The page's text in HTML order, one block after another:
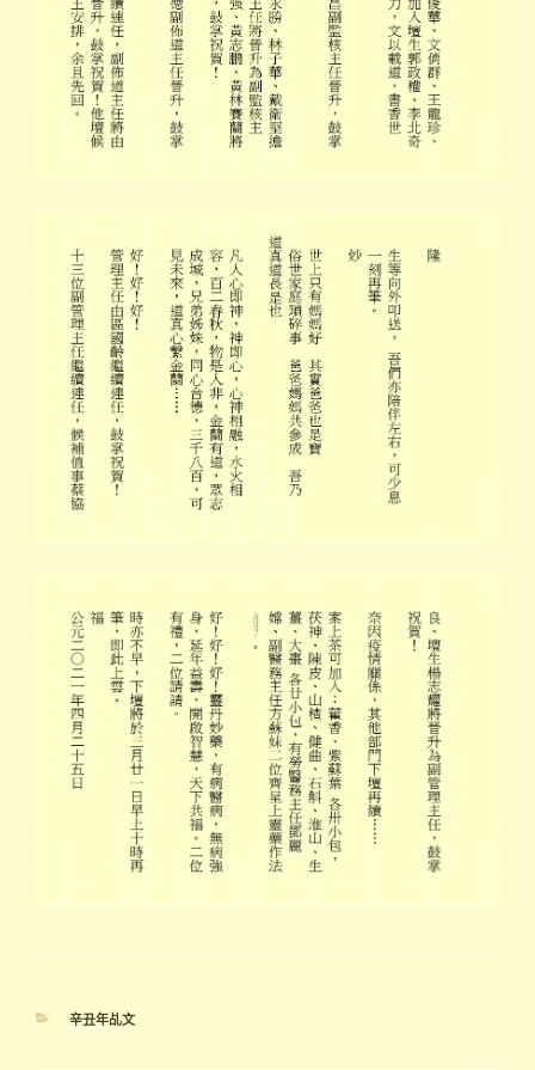
分
辛丑年乩文